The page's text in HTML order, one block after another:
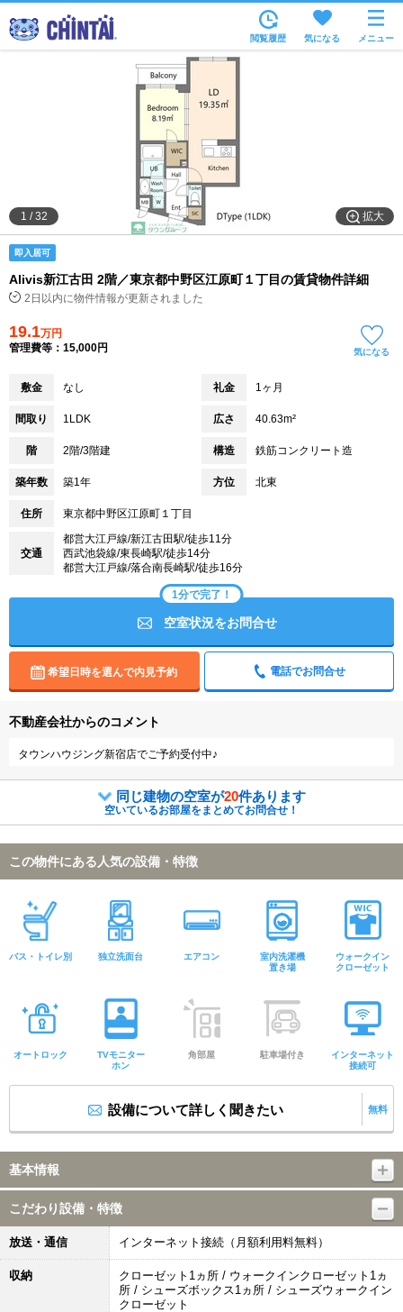
沿線・駅から
住所から
通勤通学時間から
物件特集から
不動産会社から
閲覧履歴 気になる メニュー
拡大
1 /32
即入居可
Alivis新江古田 2階／東京都中野区江原町１丁目の賃貸物件詳細
2日以内に物件情報が更新されました
19.1万円
管理費等：15,000円
気になる
敷金 なし 礼金 1ヶ月
間取り 1LDK 広さ 40.63m²
階 2階/3階建 構造 鉄筋コンクリート造
築年数 築1年 方位 北東
住所 東京都中野区江原町１丁目
交通
都営大江戸線/新江古田駅/徒歩11分
西武池袋線/東長崎駅/徒歩14分
都営大江戸線/落合南長崎駅/徒歩16分
1分で完了！
空室状況をお問合せ
希望日時を選んで内見予約 電話でお問合せ
不動産会社からのコメント
タウンハウジング新宿店でご予約受付中♪
同じ建物の空室が20件あります
空いているお部屋をまとめてお問合せ！
この物件にある人気の設備・特徴
バス・トイレ別 独立洗面台 エアコン
室内洗濯機
置き場
ウォークイン
クローゼット
オートロック
TVモニター
ホン
角部屋 駐車場付き
インターネット
接続可
設備について詳しく聞きたい 無料
基本情報
こだわり設備・特徴
放送・通信 インターネット接続（月額利用料無料）
収納
クローゼット1ヵ所 / ウォークインクローゼット1ヵ
所 / シューズボックス1ヵ所 / シューズウォークイン
クローゼット